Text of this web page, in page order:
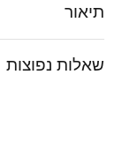
תיאור
שאלות נפוצות